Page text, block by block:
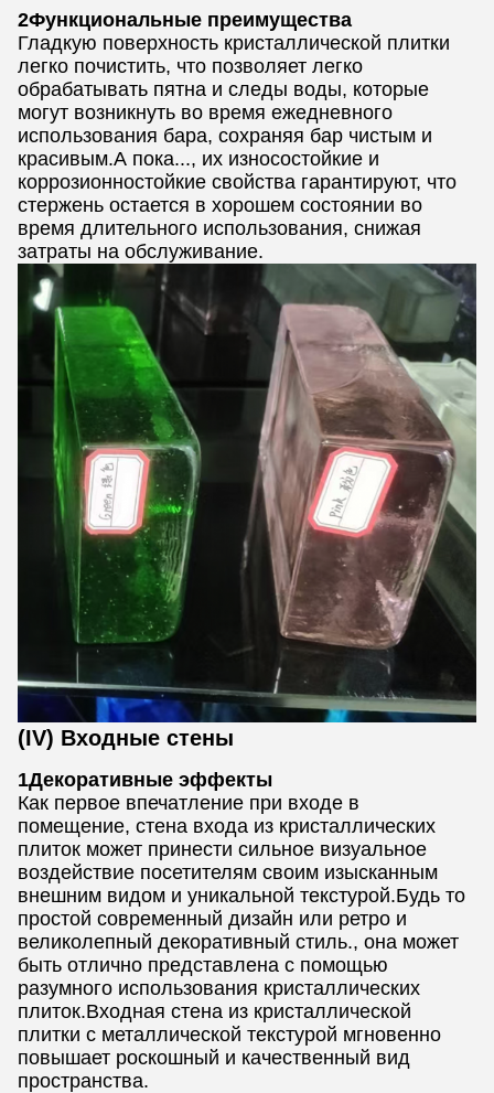
2Функциональные преимущества
Гладкую поверхность кристаллической плитки
легко почистить, что позволяет легко
обрабатывать пятна и следы воды, которые
могут возникнуть во время ежедневного
использования бара, сохраняя бар чистым и
красивым.А пока..., их износостойкие и
коррозионностойкие свойства гарантируют, что
стержень остается в хорошем состоянии во
время длительного использования, снижая
затраты на обслуживание.
(IV) Входные стены
1Декоративные эффекты
Как первое впечатление при входе в
помещение, стена входа из кристаллических
плиток может принести сильное визуальное
воздействие посетителям своим изысканным
внешним видом и уникальной текстурой.Будь то
простой современный дизайн или ретро и
великолепный декоративный стиль., она может
быть отлично представлена с помощью
разумного использования кристаллических
плиток.Входная стена из кристаллической
плитки с металлической текстурой мгновенно
повышает роскошный и качественный вид
пространства.